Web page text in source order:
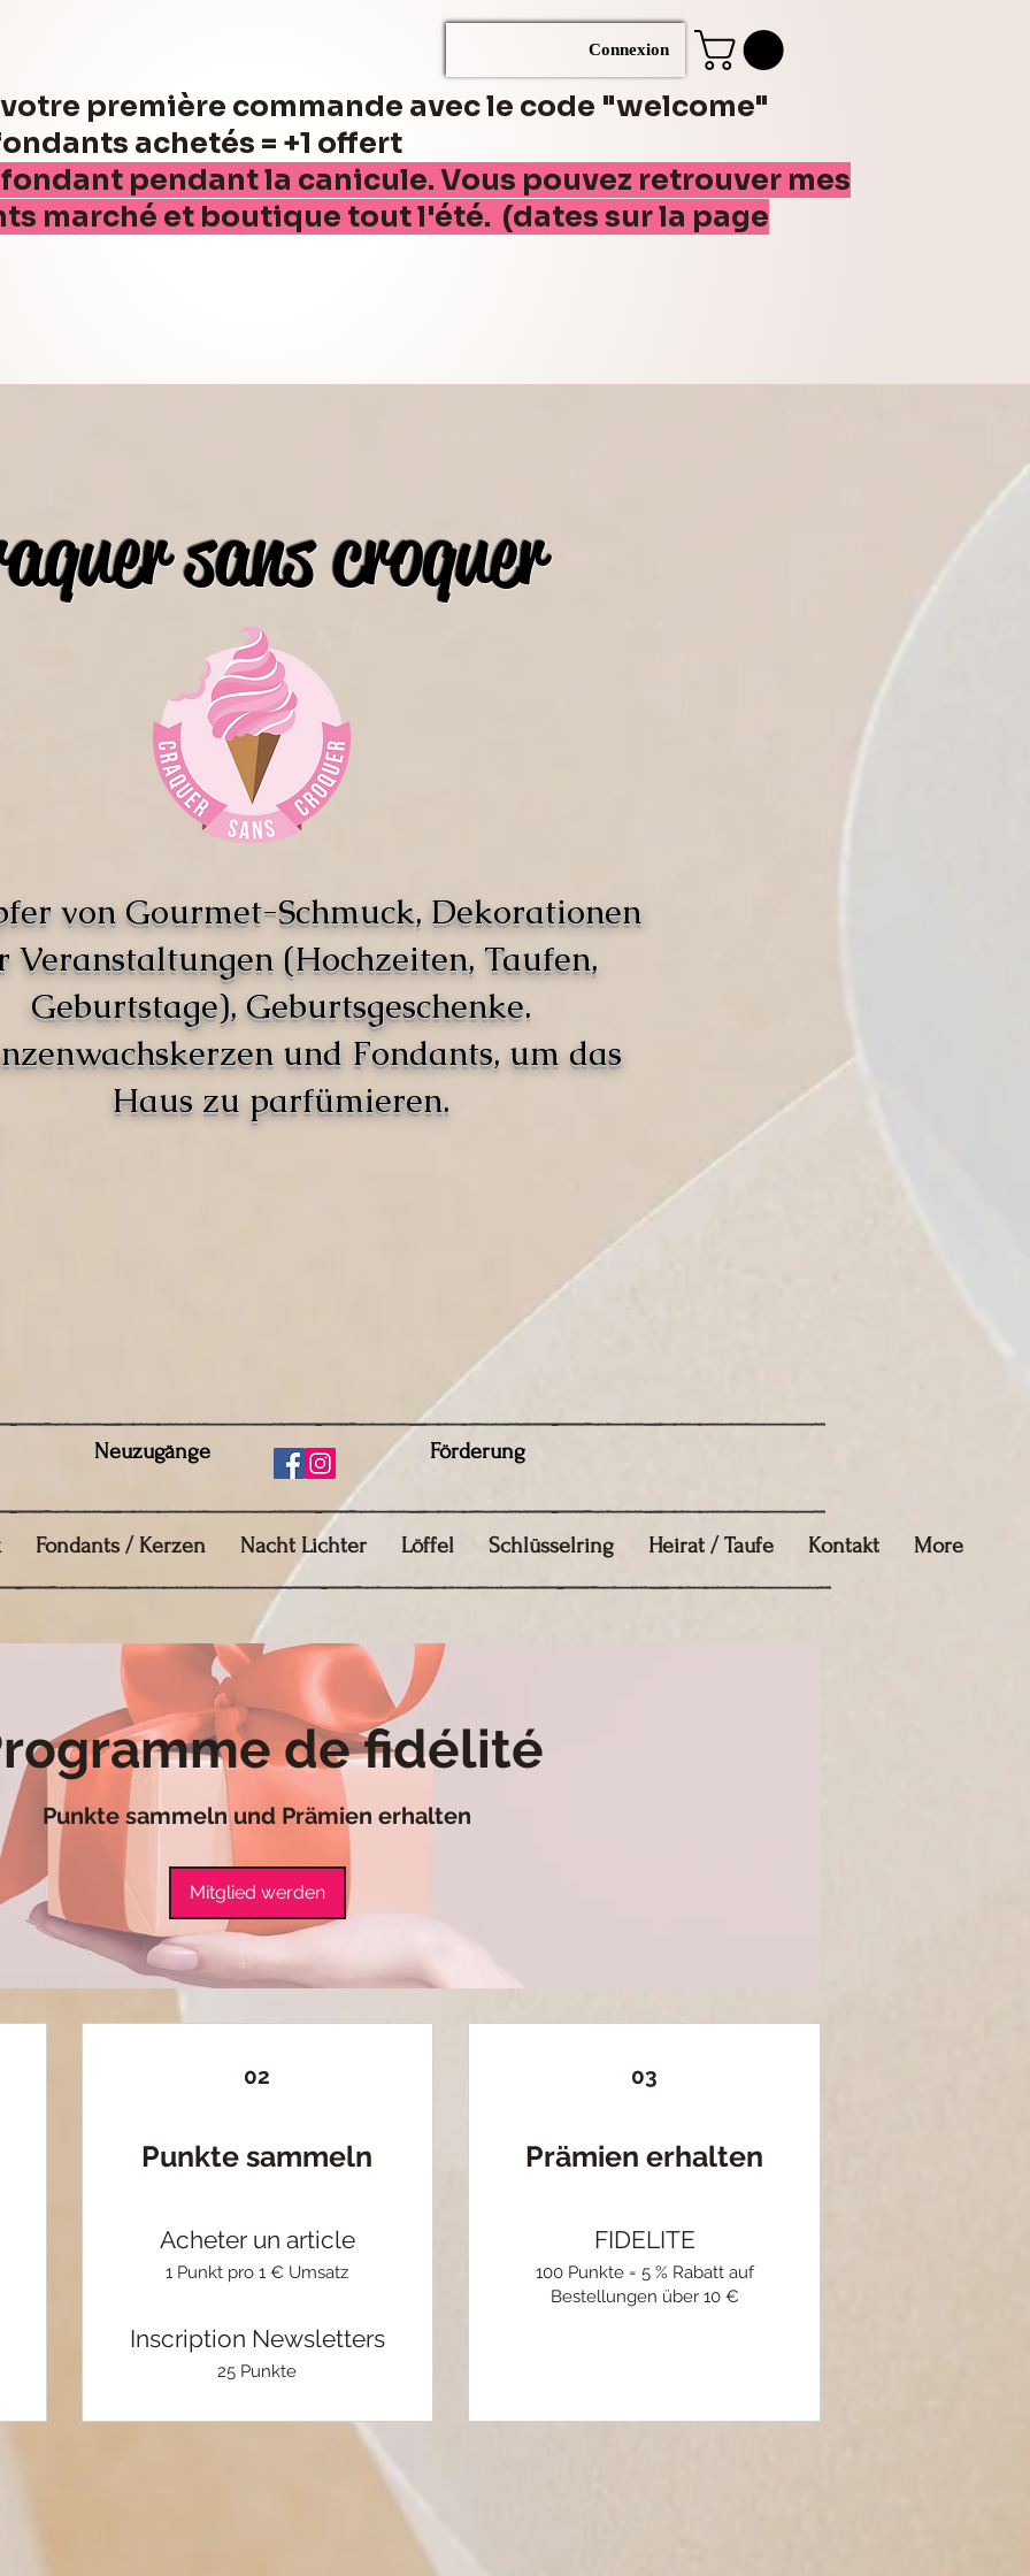
Connexion
première commande avec le code "welcome"
achetés = +1 offert
pendant la canicule. Vous pouvez retrouver mes
marché et boutique tout l'été. (dates sur la page
sans croquer
von Gourmet-Schmuck, Dekorationen
Veranstaltungen (Hochzeiten, Taufen,
Geburtstage), Geburtsgeschenke.
und Fondants, um das
Haus zu parfümieren.
Neuzugänge Förderung
Fondants / Kerzen Nacht Lichter Löffel Schlüsselring Heirat / Taufe Kontakt More
de fidélité
Punkte sammeln und Prämien erhalten
Mitglied werden
02
Punkte sammeln
Acheter un article
1 Punkt pro 1 € Umsatz
Inscription Newsletters
25 Punkte
03
Prämien erhalten
FIDELITE
100 Punkte = 5 % Rabatt auf
Bestellungen über 10 €